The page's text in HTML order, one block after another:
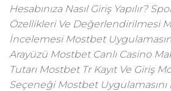
Hesabınıza Nasıl Giriş Yapılır?
Özellikleri Ve Değerlendirilmesi
İncelemesi Mostbet
Arayüzü Mostbet Canlı Casino
Tutarı Mostbet Tr Kayıt Ve Giriş
Seçeneği Mostbet